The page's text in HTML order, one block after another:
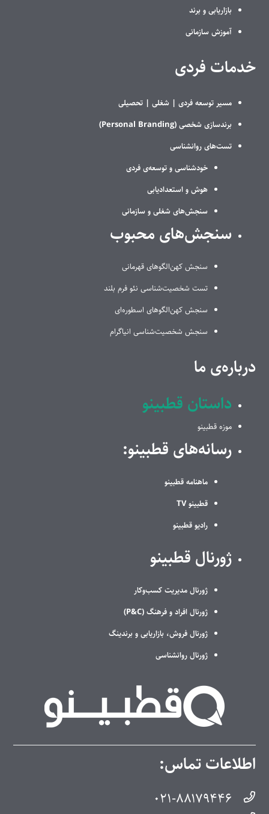
بازاریابی و برند
آموزش سازمانی
خدمات فردی
مسیر توسعه فردی | شغلی |تحصیلی
برندسازی شخصی (Personal Branding)
تست‌های روانشناسی
خودشناسی و توسعه‌ی فردی
هوش و استعدادیابی
سنجش‌های شغلی و سازمانی
سنجش‌های محبوب
سنجش کهن‌الگوهای قهرمانی
تست شخصیت‌شناسی نئو فرم بلند
سنجش کهن‌الگوهای اسطوره‌ای
سنجش شخصیت‌شناسی انیاگرام
درباره‌ی ما
داستان قطبینو
موزه قطبینو
رسانه‌های قطبینو:
ماهنامه قطبینو
قطبینو TV
رادیو قطبینو
ژورنال قطبینو
ژورنال مدیریت کسب‌وکار
ژورنال افراد و فرهنگ (P&C)
ژورنال فروش، بازاریابی و برندینگ
ژورنال روانشناسی
اطلاعات تماس:
۰۲۱-۸۸۱۷۹۴۴۶